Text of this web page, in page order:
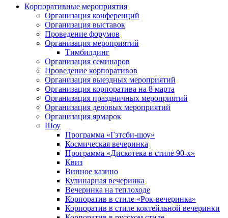
Корпоративные мероприятия
Организация конференций
Организация выставок
Проведение форумов
Организация мероприятий
Тимбилдинг
Организация семинаров
Проведение корпоративов
Организация выездных мероприятий
Организация корпоратива на 8 марта
Организация праздничных мероприятий
Организация деловых мероприятий
Организация ярмарок
Шоу
Программа «Гэтсби-шоу»
Космическая вечеринка
Программа «Дискотека в стиле 90-х»
Квиз
Винное казино
Кулинарная вечеринка
Вечеринка на теплоходе
Корпоратив в стиле «Рок-вечеринка»
Корпоратив в стиле коктейльной вечеринки